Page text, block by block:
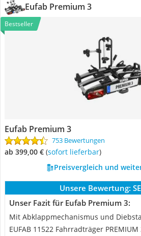
Eufab Premium 3
Bestseller
Eufab Premium 3
753 Bewertungen
ab 399,00 € ( Sofort lieferbar)
Preisvergleich und
Unsere Bewertung:
Unser Fazit für Eufab Premium 3:
Mit Abklappmechanismus und
EUFAB 11522 Fahrradträger